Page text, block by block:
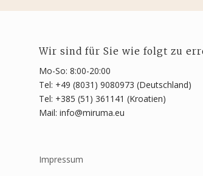
Wir sind für Sie wie folgt zu
Mo-So: 8:00-20:00
Tel: +49 (8031) 9080973 (Deutschland)
Tel: +385 (51) 361141 (Kroatien)
Mail: info@miruma.eu
Impressum